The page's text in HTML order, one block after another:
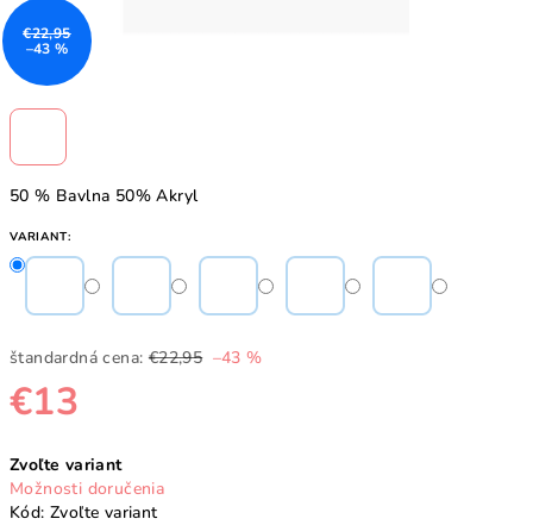
50 % Bavlna 50% Akryl
VARIANT:
štandardná cena: €22,95 –43 %
€13
cena:
Zvoľte variant
Možnosti doručenia
Kód: Zvoľte variant
€22,95
–43 %